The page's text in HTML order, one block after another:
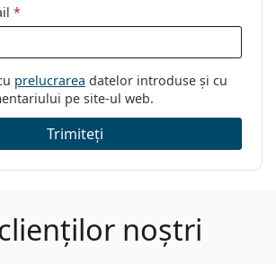
*
prelucrarea datelor introduse și cu
pe site-ul web.
Trimiteți
noștri